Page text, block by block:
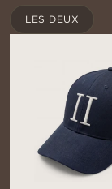
LES DEUX